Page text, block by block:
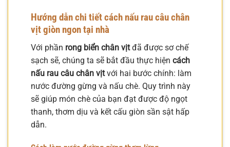
Hướng dẫn chi tiết cách nấu rau câu chân
vịt giòn ngon tại nhà
Với phần rong biển chân vịtđã được sơ chế
sạch sẽ, chúng ta sẽ bắt đầu thực hiện cách
nấu rau câu chân vịtvới hai bước chính: làm
nước đường gừng và nấu chè. Quy trình này
sẽ giúp món chè của bạn đạt được độ ngọt
thanh, thơm dịu và kết cấu giòn sần sật hấp
dẫn.